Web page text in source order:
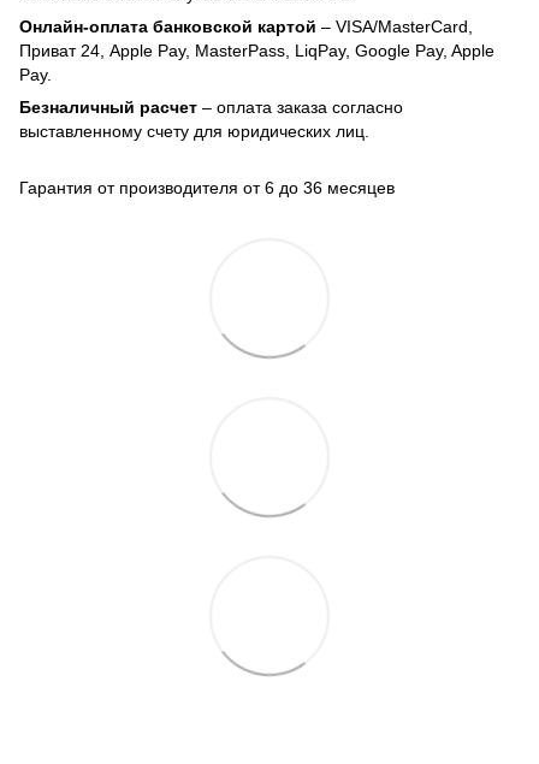
Онлайн-оплата банковской картой – VISA/MasterCard,
Приват 24, Apple Pay, MasterPass, LiqPay, Google Pay, Apple
Pay.
Безналичный расчет – оплата заказа согласно
выставленному счету для юридических лиц.
Гарантия от производителя от 6 до 36 месяцев